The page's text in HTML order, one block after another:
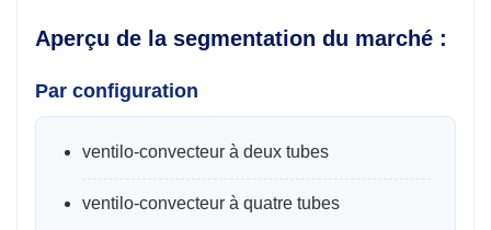
Aperçu de la segmentation du marché :
Par configuration
ventilo-convecteur à deux tubes
ventilo-convecteur à quatre tubes